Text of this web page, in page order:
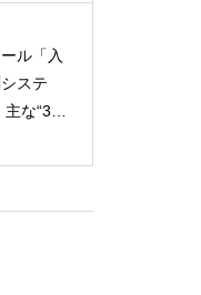
ル「入
ステ
な“3種
館など
るデー
方法
ツ